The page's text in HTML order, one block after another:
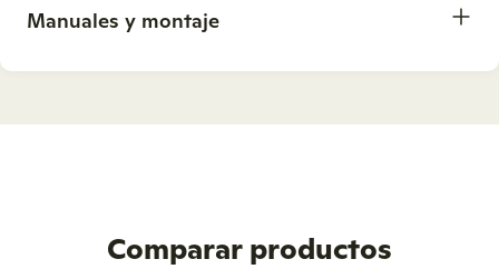
Manuales y montaje
Comparar productos